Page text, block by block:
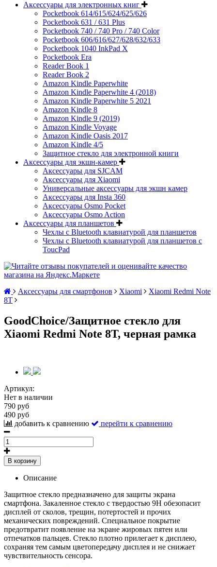
Аксессуары для электронных книг
Pocketbook 614/615/624/625/626
Pocketbook 631 / 631 Plus
Pocketbook 740 / 740 Pro / 740 Color
Pocketbook 606/616/627/628/632/633
Pocketbook 1040 InkPad X
Pocketbook Era
Reader Book 1
Reader Book 2
Amazon Kindle Paperwhite
Amazon Kindle Paperwhite 4 (2018)
Amazon Kindle Paperwhite 5 2021
Amazon Kindle 8
Amazon Kindle 9 (2019)
Amazon Kindle Voyage
Amazon Kindle Oasis 2017
Amazon Kindle 4/5
Защитное стекло для электронной книги
Аксессуары для экшн-камер
Аксессуары для SJCAM
Аксессуары для Xiaomi
Универсальные аксессуары для экшн камер
Аксессуары для Insta 360
Аксессуары Osmo Pocket
Аксессуары Osmo Action
Аксессуары для планшетов
Чехлы с Bluetooth клавиатурой для планшетов
Чехлы с Bluetooth клавиатурой для планшетов с
ToucPad
Аксессуары для смартфонов Xiaomi
Xiaomi Redmi Note
8T
GoodChoice/Защитное стекло для
Xiaomi Redmi Note 8T, черная рамка
Артикул:
Нет в наличии
790 руб
490 руб
добавить к сравнению
перейти к сравнению
В корзину
Описание
Защитное стекло предназначено для защиты экрана
смартфона. Закаленное стекло с твердостью 9H обезопасит
дисплей от сколов, трещин, потертостей и прочих
механических повреждений. Специальное покрытие
предотвратит появление на экране жировых пятен или
отпечатков пальцев. Стекло плотно прилегает к дисплею,
сохраняя тем самым цветопередачу дисплея и не снижает
чувствительность сенсора.